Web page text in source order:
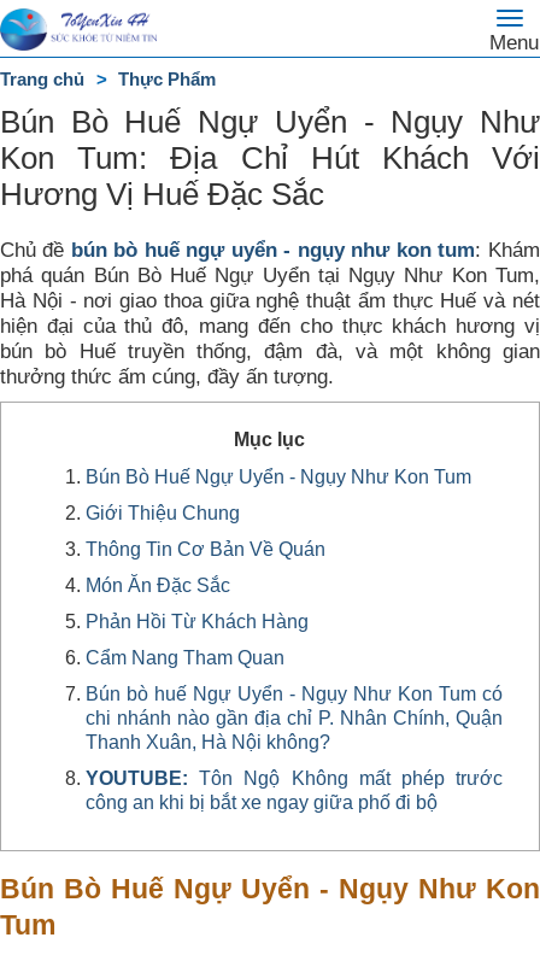
Menu
Trang
chủ
DANH
MỤC
Trang chủ Thực Phẩm
Bún Bò Huế Ngự Uyển - Ngụy Như
Kon Tum: Địa Chỉ Hút Khách Với
Hương Vị Huế Đặc Sắc
Chủ đề bún bò huế ngự uyển - ngụy như kon tum: Khám
phá quán Bún Bò Huế Ngự Uyển tại Ngụy Như Kon Tum,
Hà Nội - nơi giao thoa giữa nghệ thuật ẩm thực Huế và nét
hiện đại của thủ đô, mang đến cho thực khách hương vị
bún bò Huế truyền thống, đậm đà, và một không gian
thưởng thức ấm cúng, đầy ấn tượng.
Mục lục
Bún Bò Huế Ngự Uyển - Ngụy Như Kon Tum
Giới Thiệu Chung
Thông Tin Cơ Bản Về Quán
Món Ăn Đặc Sắc
Phản Hồi Từ Khách Hàng
Cẩm Nang Tham Quan
Bún bò huế Ngự Uyển - Ngụy Như Kon Tum có
chi nhánh nào gần địa chỉ P. Nhân Chính, Quận
Thanh Xuân, Hà Nội không?
YOUTUBE:Tôn Ngộ Không mất phép trước
công an khi bị bắt xe ngay giữa phố đi bộ
Bún Bò Huế Ngự Uyển - Ngụy Như Kon
Tum